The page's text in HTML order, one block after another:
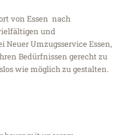
von Essen nach
und
Umzugsservice Essen,
Bedürfnissen gerecht zu
wie möglich zu gestalten.